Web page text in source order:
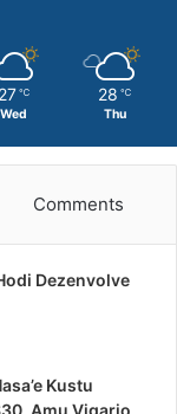
27 ℃
Wed
28 ℃
Thu
Comments
Dezenvolve
Kustu
Amu Vigario